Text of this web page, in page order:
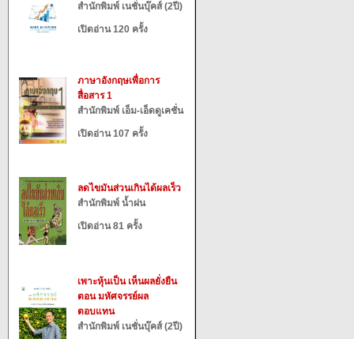
สำนักพิมพ์ เนชั่นบุ๊คส์ (2ปี)
เปิดอ่าน 120 ครั้ง
ภาษาอังกฤษเพื่อการ
สื่อสาร 1
สำนักพิมพ์ เอ็ม-เอ็ดดูเคชั่น
เปิดอ่าน 107 ครั้ง
ลดไขมันส่วนเกินได้ผลเร็ว
สำนักพิมพ์ น้ำฝน
เปิดอ่าน 81 ครั้ง
เพาะหุ้นเป็น เห็นผลยั่งยืน
ตอน มหัศจรรย์ผล
ตอบแทน
สำนักพิมพ์ เนชั่นบุ๊คส์ (2ปี)